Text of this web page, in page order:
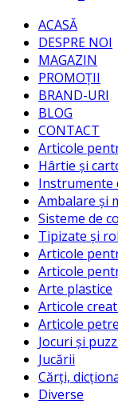
ACASĂ
DESPRE NOI
MAGAZIN
PROMOȚII
BRAND-URI
BLOG
CONTACT
Articole
Hârtie și
Instrumente
Ambalare și
Sisteme de
Tipizate și
Articole
Articole
Arte plastice
Articole
Articole
Jocuri și
Jucării
Cărți,
Diverse